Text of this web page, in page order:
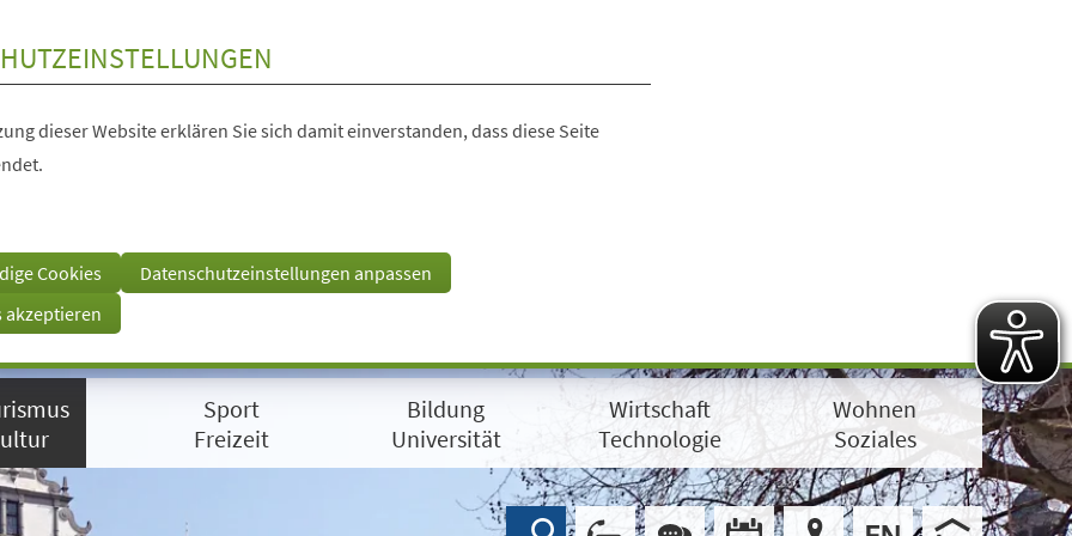
dieser Website erklären Sie sich damit einverstanden, dass diese Seite
Cookies
Datenschutzeinstellungen anpassen
akzeptieren
Sport
Freizeit
Bildung
Universität
Wirtschaft
Technologie
Wohnen
Soziales